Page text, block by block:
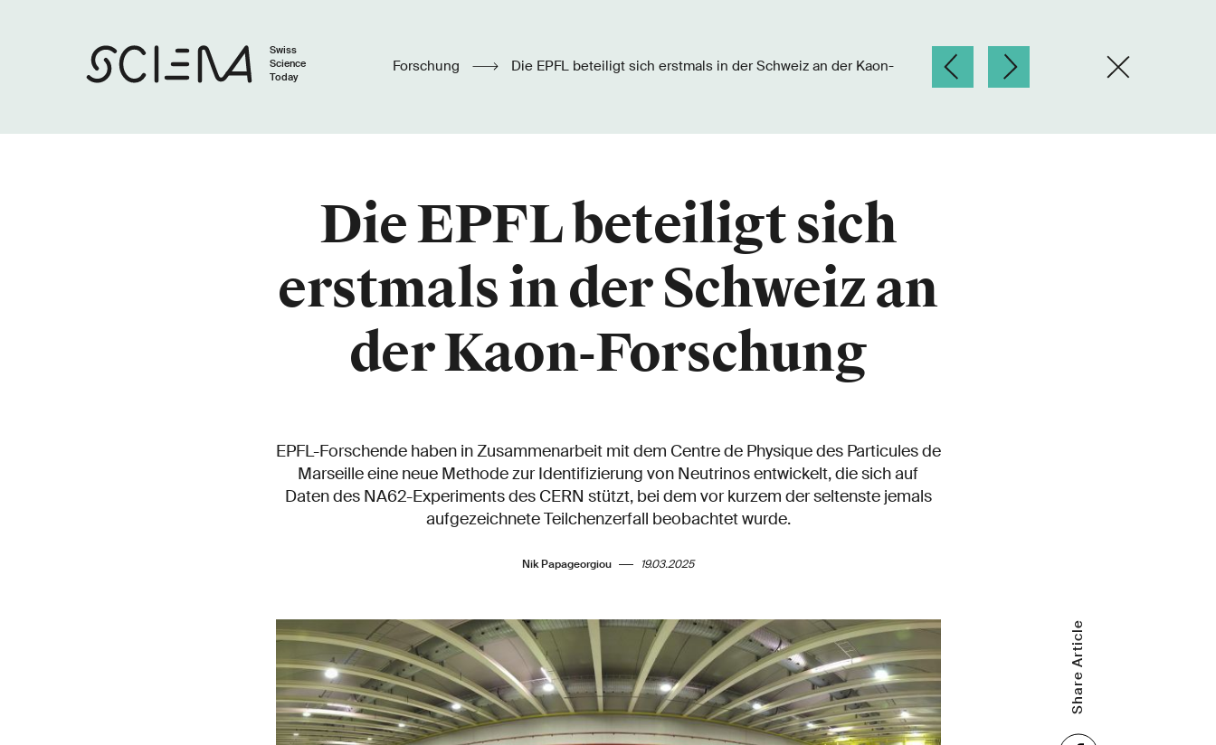
Swiss
Science
Today
Forschung
Die EPFL beteiligt sich
erstmals in der Schweiz an
der Kaon-Forschung
EPFL-Forschende haben in Zusammenarbeit mit dem Centre de Physique des Particules de
Marseille eine neue Methode zur Identifizierung von Neutrinos entwickelt, die sich auf
Daten des NA62-Experiments des CERN stützt, bei dem vor kurzem der seltenste jemals
aufgezeichnete Teilchenzerfall beobachtet wurde.
Nik Papageorgiou 19.03.2025
Share Article